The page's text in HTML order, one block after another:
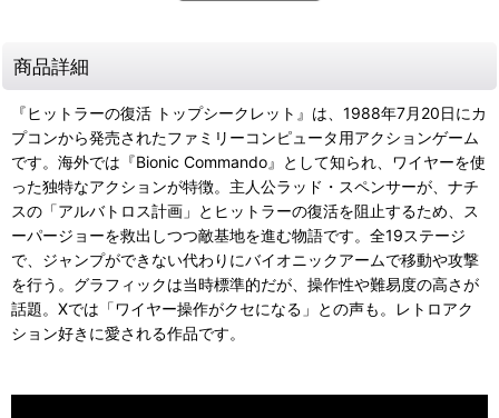
商品詳細
『ヒットラーの復活 トップシークレット』は、1988年7月20日にカ
プコンから発売されたファミリーコンピュータ用アクションゲーム
です。海外では『Bionic Commando』として知られ、ワイヤーを使
った独特なアクションが特徴。主人公ラッド・スペンサーが、ナチ
スの「アルバトロス計画」とヒットラーの復活を阻止するため、ス
ーパージョーを救出しつつ敵基地を進む物語です。全19ステージ
で、ジャンプができない代わりにバイオニックアームで移動や攻撃
を行う。グラフィックは当時標準的だが、操作性や難易度の高さが
話題。Xでは「ワイヤー操作がクセになる」との声も。レトロアク
ション好きに愛される作品です。